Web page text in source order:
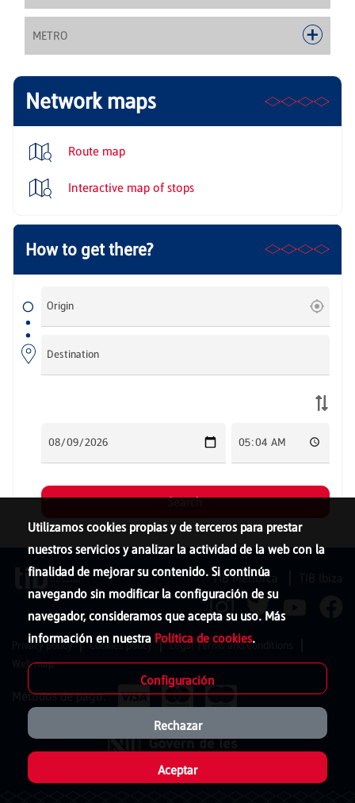
METRO
Network maps
Route map
Interactive map of stops
Utilizamos cookies propias y de terceros para prestar
nuestros servicios y analizar la actividad de la web con la
finalidad de mejorar su contenido. Si continúa
navegando sin modificar la configuración de su
navegador, consideramos que acepta su uso. Más
información en nuestra Política de cookies.
Configuración
Rechazar
Aceptar
TIB Menorca
Privacy policy Cookies policy
Legal Terms and Conditions
Web map
Métodos de pago: